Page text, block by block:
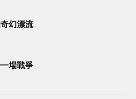
幻漂流
場戰爭